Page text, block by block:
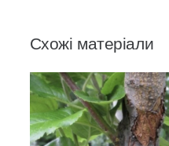
Схожі матеріали